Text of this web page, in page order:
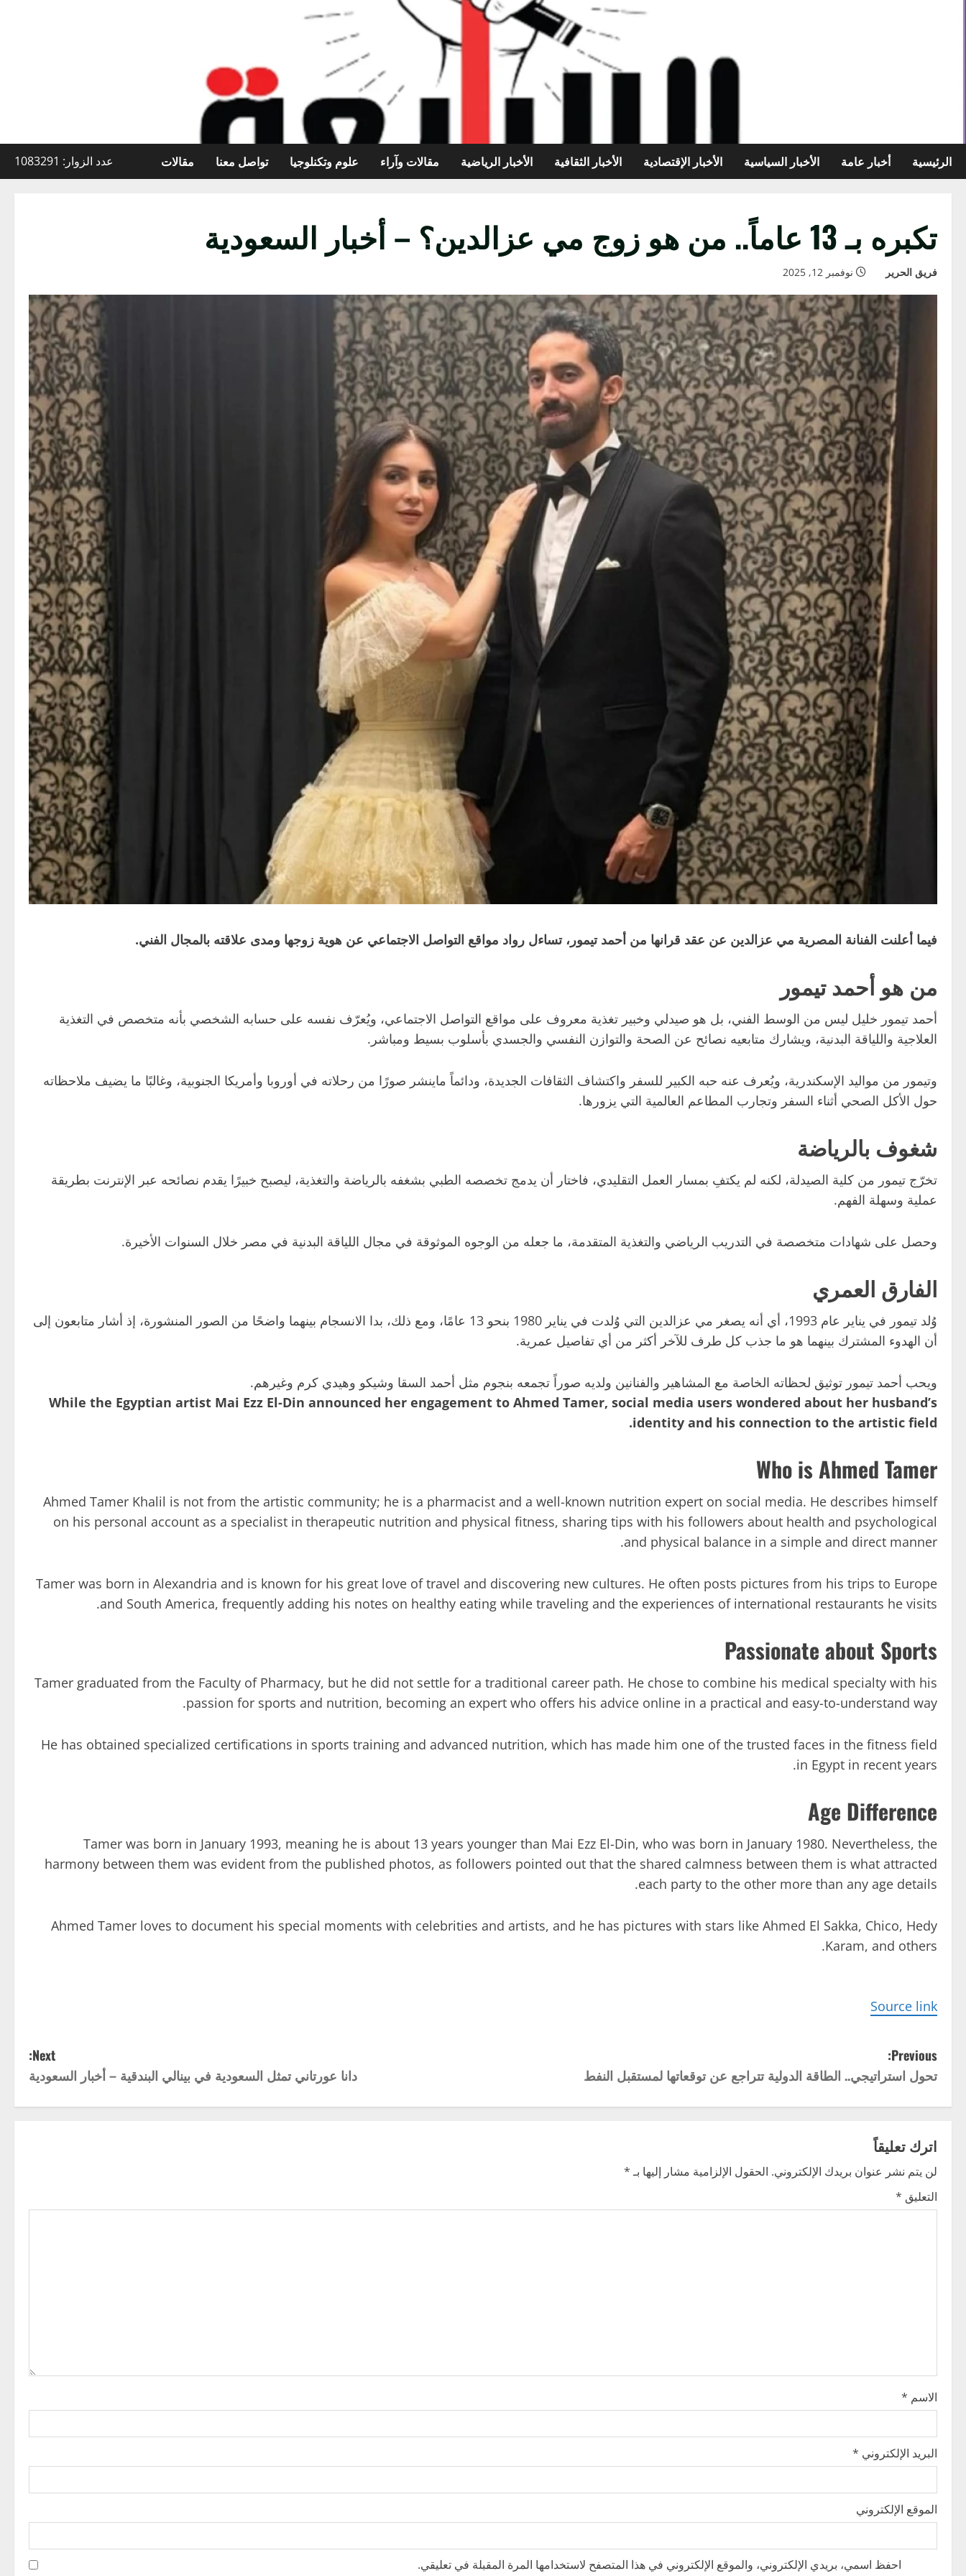
الرئيسية أخبار عامة الأخبار السياسية الأخبار الإقتصادية الأخبار الثقافية الأخبار الرياضية مقالات وآراء علوم وتكنلوجيا تواصل معنا مقالات عدد الزوار: 1083291
تكبره بـ 13 عاماً.. من هو زوج مي عزالدين؟ – أخبار السعودية
فريق الحرير نوفمبر 12, 2025
فيما أعلنت الفنانة المصرية مي عزالدين عن عقد قرانها من أحمد تيمور، تساءل رواد مواقع التواصل الاجتماعي عن هوية زوجها ومدى علاقته بالمجال الفني.
من هو أحمد تيمور
أحمد تيمور خليل ليس من الوسط الفني، بل هو صيدلي وخبير تغذية معروف على مواقع التواصل الاجتماعي، ويُعرّف نفسه على حسابه الشخصي بأنه متخصص في التغذية
العلاجية واللياقة البدنية، ويشارك متابعيه نصائح عن الصحة والتوازن النفسي والجسدي بأسلوب بسيط ومباشر.
وتيمور من مواليد الإسكندرية، ويُعرف عنه حبه الكبير للسفر واكتشاف الثقافات الجديدة، ودائماً ماينشر صورًا من رحلاته في أوروبا وأمريكا الجنوبية، وغالبًا ما يضيف ملاحظاته
حول الأكل الصحي أثناء السفر وتجارب المطاعم العالمية التي يزورها.
شغوف بالرياضة
تخرّج تيمور من كلية الصيدلة، لكنه لم يكتفِ بمسار العمل التقليدي، فاختار أن يدمج تخصصه الطبي بشغفه بالرياضة والتغذية، ليصبح خبيرًا يقدم نصائحه عبر الإنترنت بطريقة
عملية وسهلة الفهم.
وحصل على شهادات متخصصة في التدريب الرياضي والتغذية المتقدمة، ما جعله من الوجوه الموثوقة في مجال اللياقة البدنية في مصر خلال السنوات الأخيرة.
الفارق العمري
وُلد تيمور في يناير عام 1993، أي أنه يصغر مي عزالدين التي وُلدت في يناير 1980 بنحو 13 عامًا، ومع ذلك، بدا الانسجام بينهما واضحًا من الصور المنشورة، إذ أشار متابعون إلى
أن الهدوء المشترك بينهما هو ما جذب كل طرف للآخر أكثر من أي تفاصيل عمرية.
ويحب أحمد تيمور توثيق لحظاته الخاصة مع المشاهير والفنانين ولديه صوراً تجمعه بنجوم مثل أحمد السقا وشيكو وهيدي كرم وغيرهم.
While the Egyptian artist Mai Ezz El-Din announced her engagement to Ahmed Tamer, social media users wondered about her husband’s
identity and his connection to the artistic field.
Who is Ahmed Tamer
Ahmed Tamer Khalil is not from the artistic community; he is a pharmacist and a well-known nutrition expert on social media. He describes himself
on his personal account as a specialist in therapeutic nutrition and physical fitness, sharing tips with his followers about health and psychological
and physical balance in a simple and direct manner.
Tamer was born in Alexandria and is known for his great love of travel and discovering new cultures. He often posts pictures from his trips to Europe
and South America, frequently adding his notes on healthy eating while traveling and the experiences of international restaurants he visits.
Passionate about Sports
Tamer graduated from the Faculty of Pharmacy, but he did not settle for a traditional career path. He chose to combine his medical specialty with his
passion for sports and nutrition, becoming an expert who offers his advice online in a practical and easy-to-understand way.
He has obtained specialized certifications in sports training and advanced nutrition, which has made him one of the trusted faces in the fitness field
in Egypt in recent years.
Age Difference
Tamer was born in January 1993, meaning he is about 13 years younger than Mai Ezz El-Din, who was born in January 1980. Nevertheless, the
harmony between them was evident from the published photos, as followers pointed out that the shared calmness between them is what attracted
each party to the other more than any age details.
Ahmed Tamer loves to document his special moments with celebrities and artists, and he has pictures with stars like Ahmed El Sakka, Chico, Hedy
Karam, and others.
Source link
P
o
s
t
n
a
i
o
n
Previous:
تحول استراتيجي.. الطاقة الدولية تتراجع عن توقعاتها لمستقبل النفط
Next:
دانا عورتاني تمثل السعودية في بينالي البندقية – أخبار السعودية
اترك تعليقاً
لن يتم نشر عنوان بريدك الإلكتروني. الحقول الإلزامية مشار إليها بـ*
التعليق *
الاسم *
البريد الإلكتروني *
الموقع الإلكتروني
احفظ اسمي، بريدي الإلكتروني، والموقع الإلكتروني في هذا المتصفح لاستخدامها المرة المقبلة في تعليقي.